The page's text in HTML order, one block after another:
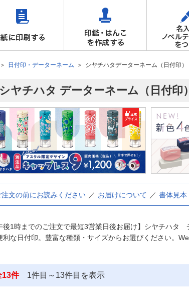
日付印・データーネーム シヤチハタデーターネーム（日付印）
シヤチハタ データーネーム（日付印
注文の前にお読みください お届けについて 書体見本
後1時までのご注文で最短3営業日後お届け】シヤチハ
利な日付印。豊富な種類・サイズからお選びください。
13件 1件目～ 13件目を表示